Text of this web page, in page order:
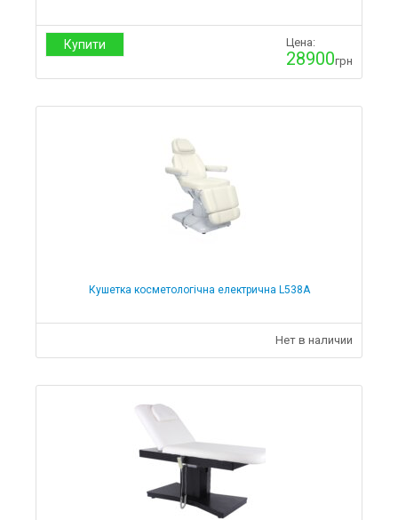
Купити Цена:
28900грн
Кушетка косметологічна електрична L538А
Нет в наличии